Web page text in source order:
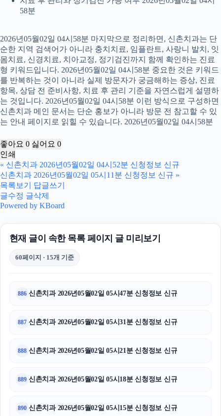
58분
2026년05월02일 04시58분 마지막으로 정리하면, 신촌치과는 단
순한 지역 검색어가 아니라 충치치료, 임플란트, 사랑니 발치, 잇
몸치료, 신경치료, 치아교정, 정기검진까지 함께 확인하는 진료
형 키워드입니다. 2026년05월02일 04시58분 중요한 것은 키워드
를 반복하는 것이 아니라 실제 방문자가 궁금해하는 증상, 진료
항목, 상담 전 준비사항, 치료 후 관리 기준을 자연스럽게 설명하
는 것입니다. 2026년05월02일 04시58분 이런 방식으로 구성하면
신촌치과 메인 문서는 단순 홍보가 아니라 방문 전 참고할 수 있
는 안내 페이지로 읽힐 수 있습니다. 2026년05월02일 04시58분
좋아요 0 싫어요 0
인쇄
« 신촌치과 2026년05월02일 04시52분 신청정보 신규
신촌치과 2026년05월02일 05시11분 신청정보 신규 »
목록보기
답글쓰기
글수정 글삭제
Powered by KBoard
현재 글이 속한 목록 페이지 글 미리보기
60페이지 · 15개 기준
886 신촌치과 2026년05월02일 05시47분 신청정보 신규
887 신촌치과 2026년05월02일 05시31분 신청정보 신규
888 신촌치과 2026년05월02일 05시21분 신청정보 신규
889 신촌치과 2026년05월02일 05시18분 신청정보 신규
890 신촌치과 2026년05월02일 05시15분 신청정보 신규